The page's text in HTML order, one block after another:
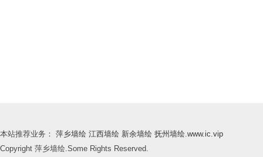
本站推荐业务： 萍乡墙绘 江西墙绘 新余墙绘 抚州墙绘.www.ic.vip
Copyright 萍乡墙绘.Some Rights Reserved.